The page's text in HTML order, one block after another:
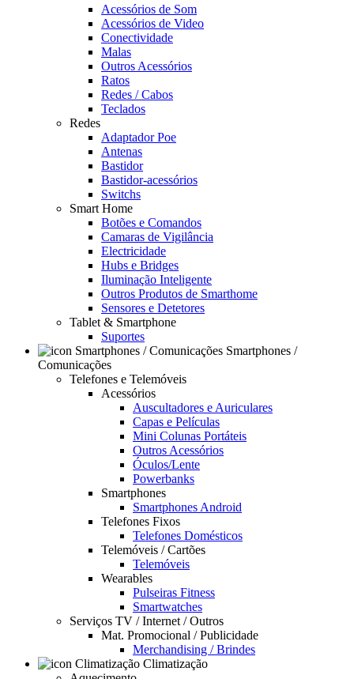
Acessórios de Som
Acessórios de Video
Conectividade
Malas
Outros Acessórios
Ratos
Redes / Cabos
Teclados
Redes
Adaptador Poe
Antenas
Bastidor
Bastidor-acessórios
Switchs
Smart Home
Botões e Comandos
Camaras de Vigilância
Electricidade
Hubs e Bridges
Iluminação Inteligente
Outros Produtos de Smarthome
Sensores e Detetores
Tablet & Smartphone
Suportes
Smartphones /
Comunicações
Telefones e Telemóveis
Acessórios
Auscultadores e Auriculares
Capas e Películas
Mini Colunas Portáteis
Outros Acessórios
Óculos/Lente
Powerbanks
Smartphones
Smartphones Android
Telefones Fixos
Telefones Domésticos
Telemóveis / Cartões
Telemóveis
Wearables
Pulseiras Fitness
Smartwatches
Serviços TV / Internet / Outros
Mat. Promocional / Publicidade
Merchandising / Brindes
Climatização